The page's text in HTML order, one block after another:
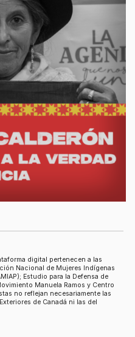
digital pertenecen a las
Nacional de Mujeres Indígenas
Estudio para la Defensa de
Manuela Ramos y Centro
no reflejan necesariamente las
de Canadá ni las del